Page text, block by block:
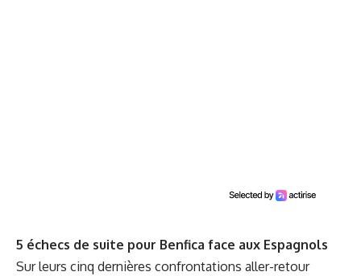
5 échecs de suite pour Benfica face aux Espagnols
Sur leurs cinq dernières confrontations aller-retour